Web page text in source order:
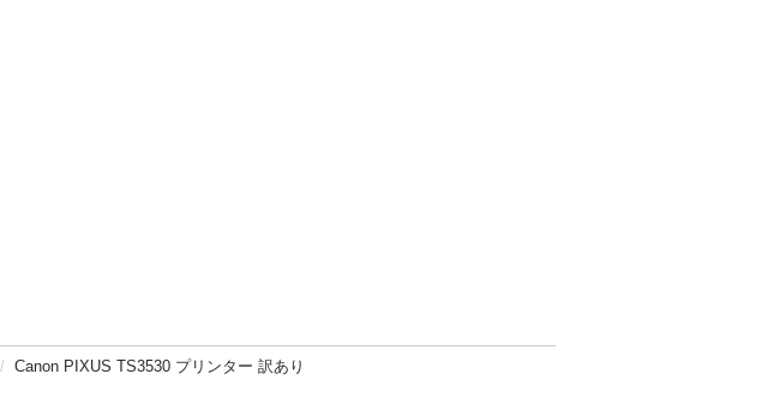
Canon PIXUS TS3530 プリンター 訳あり